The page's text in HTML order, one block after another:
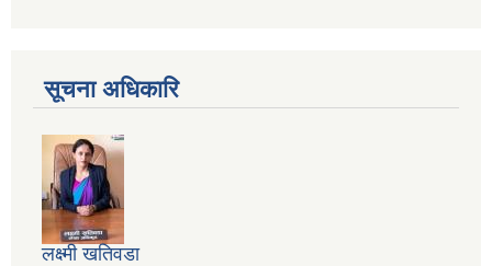
सूचना अधिकारि
लक्ष्मी खतिवडा